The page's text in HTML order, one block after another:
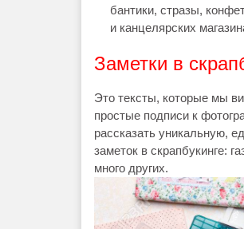
бантики, стразы,
и канцелярских
Заметки в
Это тексты, которые мы
простые подписи к
рассказать уникальную,
заметок в скрапбукинге:
много других.